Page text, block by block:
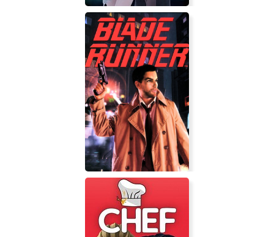
Don't Get Caught